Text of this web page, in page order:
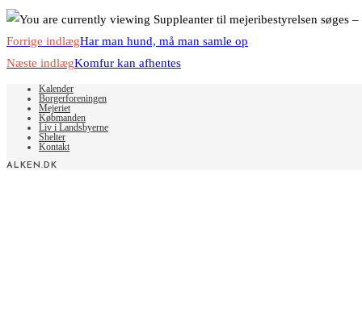
Read
more
articles
Forrige indlægHar man hund, må man samle op
Næste indlægKomfur kan afhentes
Kalender
Borgerforeningen
Mejeriet
Købmanden
Liv i Landsbyerne
Shelter
Kontakt
ALKEN.DK